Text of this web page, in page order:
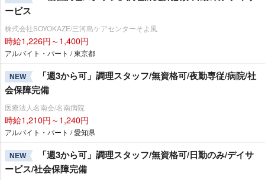
ービス
株式会社SOYOKAZE/三河島ケアセンターそよ風
時給1,226円～1,400円
アルバイト・パート / 東京都
NEW
「週3から可」調理スタッフ/無資格可/夜勤専従/病院/社
会保障完備
医療法人名南会/名南病院
時給1,210円～1,240円
アルバイト・パート / 愛知県
NEW
「週3から可」調理スタッフ/無資格可/日勤のみ/デイサ
ービス/社会保障完備